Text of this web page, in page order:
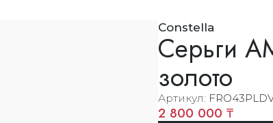
Constella
Серьги
золото
Артикул
2 800 000 ₸